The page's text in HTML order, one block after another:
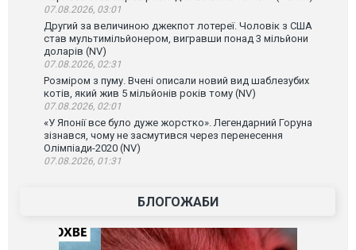
07.08.2026, 03:01
Другий за величиною джекпот лотереї. Чоловік з США
став мультимільйонером, вигравши понад 3 мільйони
доларів (NV)
07.08.2026, 02:31
Розміром з пуму. Вчені описали новий вид шаблезубих
котів, який жив 5 мільйонів років тому (NV)
07.08.2026, 02:01
«У Японії все було дуже жорстко». Легендарний Горуна
зізнався, чому не засмутився через перенесення
Олімпіади-2020 (NV)
07.08.2026, 01:31
БЛОГОЖАБИ